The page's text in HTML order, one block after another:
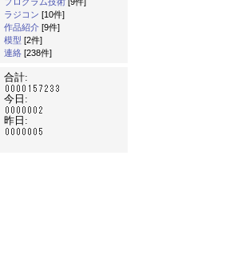
ラジコン [10件]
作品紹介 [9件]
模型 [2件]
連絡 [238件]
合計:
今日:
昨日: